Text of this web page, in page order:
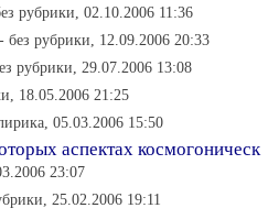
рубрики, 02.10.2006 11:36
- без рубрики, 12.09.2006 20:33
рубрики, 29.07.2006 13:08
18.05.2006 21:25
05.03.2006 15:50
аспектах космогоническ
23:07
25.02.2006 19:11